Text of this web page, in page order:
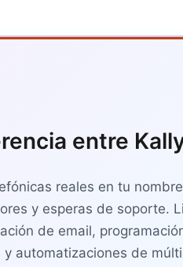
entre
reales en tu
y esperas de soporte.
de email,
automatizaciones de